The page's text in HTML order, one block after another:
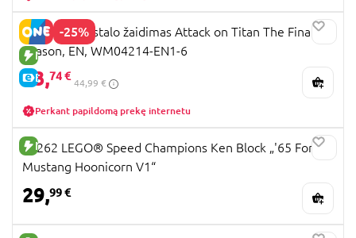
-25%
NAUJA PREKĖ
E-KAINA
MONOPOLY stalo žaidimas Attack on Titan The Final
Season, EN, WM04214-EN1-6
33,74 €
44,99 €
Perkant papildomą prekę internetu
NAUJA PREKĖ
77262 LEGO® Speed Champions Ken Block „'65 Ford
Mustang Hoonicorn V1“
29,99 €